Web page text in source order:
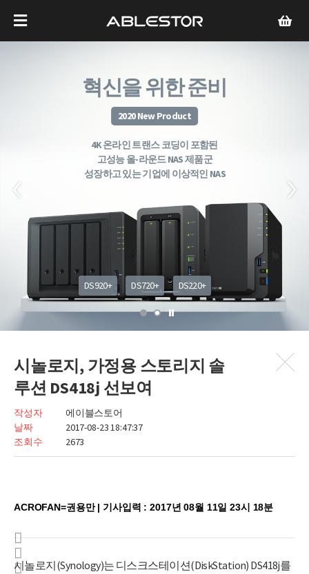
혁신을 위한 준비
2020 New Product
4K 온라인 트랜스 코딩이 포함된
고성능 올-라운드 NAS 제품군
성장하고 있는 기업에 이상적인 NAS
DS920+ DS720+ DS220+
시놀로지, 가정용 스토리지 솔
루션 DS418j 선보여
작성자
에이블스토어
날짜
2017-08-23 18:47:37
조회수
2673
ACROFAN=권용만 | 기사입력 : 2017년 08월 11일 23시 18분
시놀로지(Synology)는 디스크스테이션(DiskStation) DS418j를